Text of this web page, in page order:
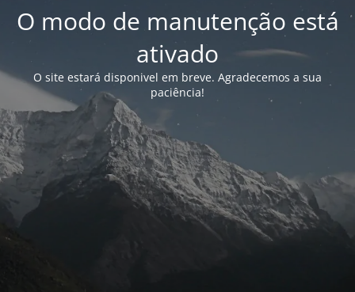
O modo de manutenção está
ativado
O site estará disponivel em breve. Agradecemos a sua
paciência!